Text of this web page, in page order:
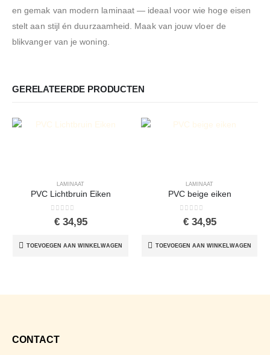
en gemak van modern laminaat — ideaal voor wie hoge eisen
stelt aan stijl én duurzaamheid. Maak van jouw vloer de
blikvanger van je woning.
GERELATEERDE PRODUCTEN
LAMINAAT
PVC Lichtbruin Eiken
0out of 5
€34,95
TOEVOEGEN AAN WINKELWAGEN
LAMINAAT
PVC beige eiken
0out of 5
€34,95
TOEVOEGEN AAN WINKELWAGEN
CONTACT